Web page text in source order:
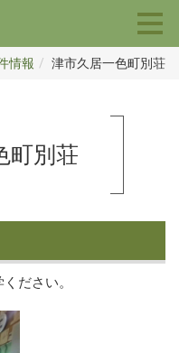
情報 津市久居一色町別荘
町別荘
ださい。